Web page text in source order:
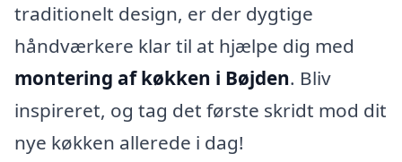
traditionelt design, er der dygtige
håndværkere klar til at hjælpe dig med
montering af køkken i Bøjden. Bliv
inspireret, og tag det første skridt mod dit
nye køkken allerede i dag!